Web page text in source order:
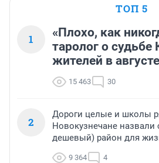
ТОП 5
1
«Плохо, как
таролог о судьбе
жителей в августе
15 463 30
2
Дороги целые и школы
Новокузнечане
дешевый) район для
9 364 4